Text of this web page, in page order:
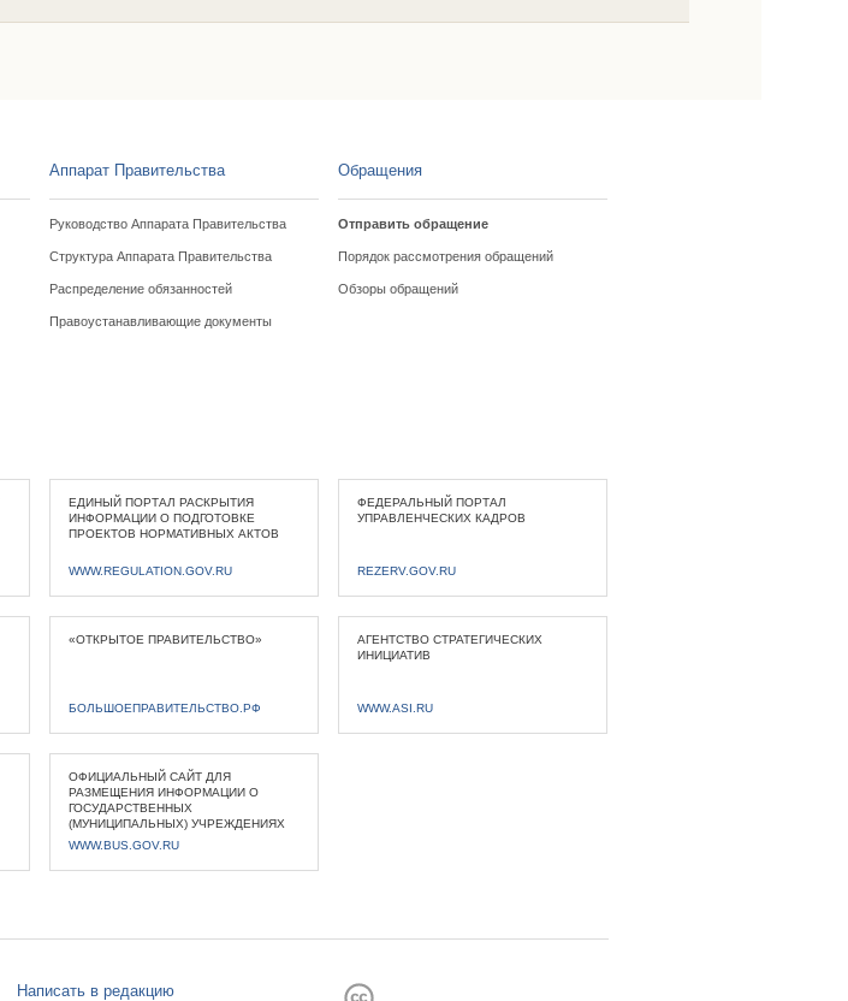
Аппарат Правительства
Руководство Аппарата Правительства
Структура Аппарата Правительства
Распределение обязанностей
Правоустанавливающие документы
Обращения
Отправить обращение
Порядок рассмотрения обращений
Обзоры обращений
ЕДИНЫЙ ПОРТАЛ РАСКРЫТИЯ
ИНФОРМАЦИИ О ПОДГОТОВКЕ
ПРОЕКТОВ НОРМАТИВНЫХ АКТОВ
WWW.REGULATION.GOV.RU
ФЕДЕРАЛЬНЫЙ ПОРТАЛ
УПРАВЛЕНЧЕСКИХ КАДРОВ
REZERV.GOV.RU
«ОТКРЫТОЕ ПРАВИТЕЛЬСТВО»
БОЛЬШОЕПРАВИТЕЛЬСТВО.РФ
АГЕНТСТВО СТРАТЕГИЧЕСКИХ
ИНИЦИАТИВ
WWW.ASI.RU
ОФИЦИАЛЬНЫЙ САЙТ ДЛЯ
РАЗМЕЩЕНИЯ ИНФОРМАЦИИ О
ГОСУДАРСТВЕННЫХ
(МУНИЦИПАЛЬНЫХ) УЧРЕЖДЕНИЯХ
WWW.BUS.GOV.RU
Написать в редакцию